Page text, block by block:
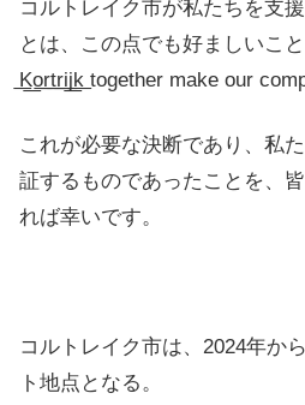
コルトレイク市が私たちを支
とは、この点でも好ましいこ
͟K͟o͟r͟t͟r͟i͟j͟k͟ together make our
これが必要な決断であり、私
証するものであったことを、
れば幸いです。
コルトレイク市は、2024年か
ト地点となる。